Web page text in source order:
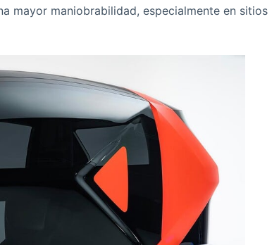
mayor maniobrabilidad, especialmente en sitios